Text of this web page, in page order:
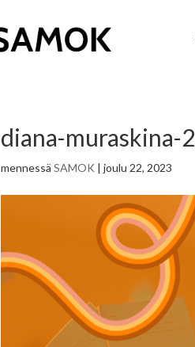
diana-muraskina-2
mennessäSAMOK |joulu 22, 2023